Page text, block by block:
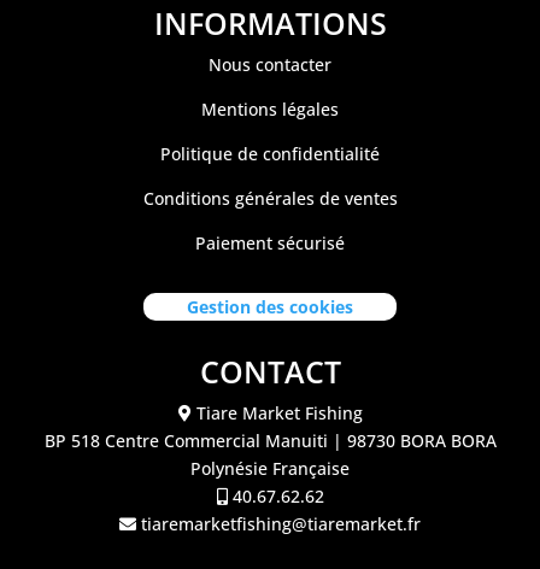
INFORMATIONS
Nous contacter
Mentions légales
Politique de confidentialité
Conditions générales de ventes
Paiement sécurisé
Gestion des cookies
CONTACT
Tiare Market Fishing
BP 518 Centre Commercial Manuiti | 98730 BORA BORA
Polynésie Française
40.67.62.62
tiaremarketfishing@tiaremarket.fr